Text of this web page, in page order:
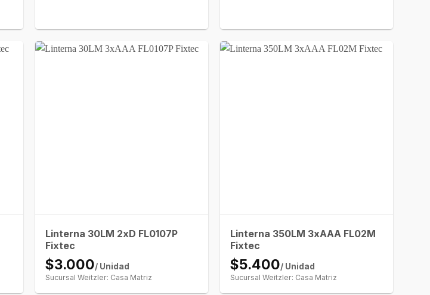
Linterna 30LM 2xD FL0107P
Fixtec
$3.000/ Unidad
Sucursal Weitzler: Casa Matriz
Linterna 350LM 3xAAA FL02M
Fixtec
$5.400/ Unidad
Sucursal Weitzler: Casa Matriz